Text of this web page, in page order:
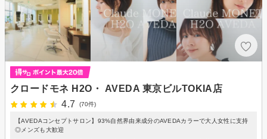
クロードモネ H2O・ AVEDA 東京ビルTOKIA店
4.7
(70件)
【AVEDAコンセプトサロン】93%自然界由来成分のAVEDAカラーで大人女性に支持
◎メンズも大歓迎